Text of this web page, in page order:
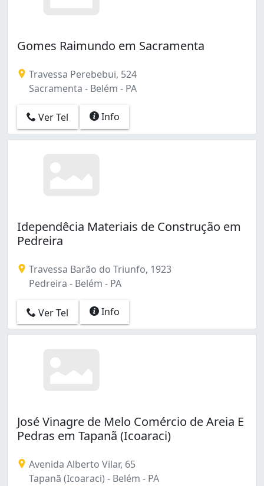
Gomes Raimundo em Sacramenta
Travessa Perebebui, 524
Sacramenta - Belém - PA
Ver Tel Info
Idependêcia Materiais de Construção em
Pedreira
Travessa Barão do Triunfo, 1923
Pedreira - Belém - PA
Ver Tel Info
José Vinagre de Melo Comércio de Areia E
Pedras em Tapanã (Icoaraci)
Avenida Alberto Vilar, 65
Tapanã (Icoaraci) - Belém - PA